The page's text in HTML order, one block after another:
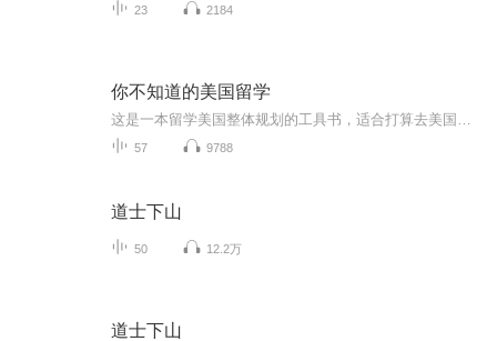
23 2184
你不知道的美国留学
57 9788
道士下山
50 12.2万
道士下山